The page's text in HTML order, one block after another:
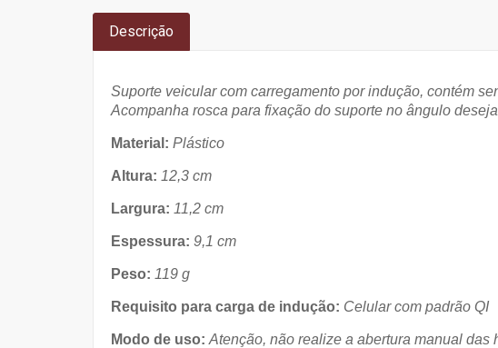
Descrição
Suporte veicular com carregamento por indução, contém
Acompanha rosca para fixação do suporte no ângulo
Material: Plástico
Altura: 12,3 cm
Largura: 11,2 cm
Espessura: 9,1 cm
Peso: 119 g
Requisito para carga de indução: Celular com padrão QI
Modo de uso: Atenção, não realize a abertura manual